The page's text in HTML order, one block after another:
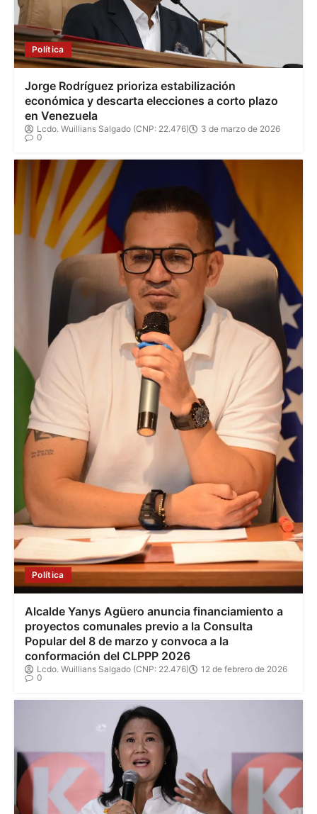
Política
Jorge Rodríguez prioriza estabilización
económica y descarta elecciones a corto plazo
en Venezuela
Lcdo. Wuillians Salgado (CNP: 22.476)
3 de marzo de 2026
0
Política
Alcalde Yanys Agüero anuncia financiamiento a
proyectos comunales previo a la Consulta
Popular del 8 de marzo y convoca a la
conformación del CLPPP 2026
Lcdo. Wuillians Salgado (CNP: 22.476)
12 de febrero de 2026
0